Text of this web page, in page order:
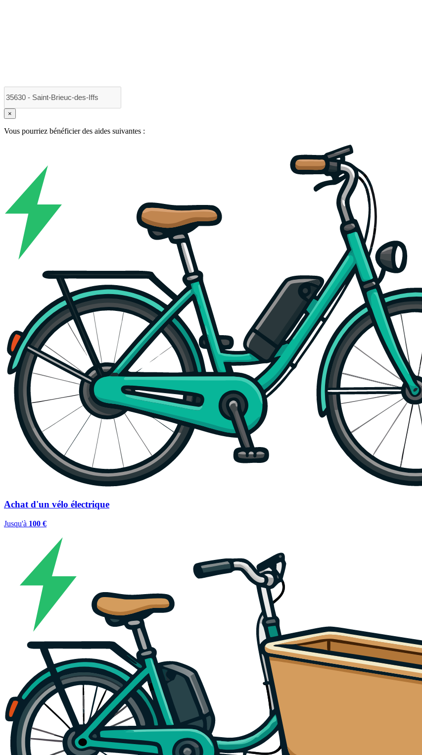
×
Vous pourriez bénéficier des aides suivantes :
Achat d'un vélo électrique
Jusqu'à 100 €